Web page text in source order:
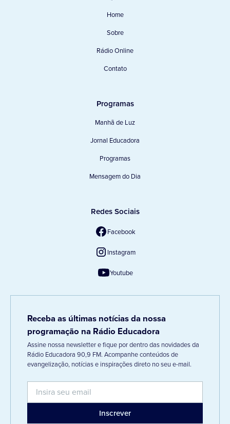
Home
Sobre
Rádio Online
Contato
Programas
Manhã de Luz
Jornal Educadora
Programas
Mensagem do Dia
Redes Sociais
Facebook
Instagram
Youtube
Receba as últimas notícias da nossa
programação na Rádio Educadora
Assine nossa newsletter e fique por dentro das novidades da
Rádio Educadora 90,9 FM. Acompanhe conteúdos de
evangelização, notícias e inspirações direto no seu e-mail.